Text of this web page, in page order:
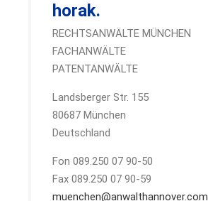
horak.
RECHTSANWÄLTE MÜNCHEN
FACHANWÄLTE
PATENTANWÄLTE
Landsberger Str. 155
80687 München
Deutschland
Fon 089.250 07 90-50
Fax 089.250 07 90-59
muenchen@anwalthannover.com